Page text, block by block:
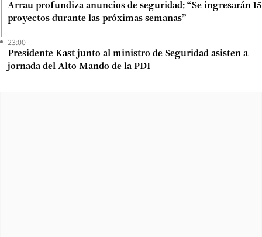
Arrau profundiza anuncios de seguridad: “Se ingresarán 15
proyectos durante las próximas semanas”
23:00
Presidente Kast junto al ministro de Seguridad asisten a
jornada del Alto Mando de la PDI